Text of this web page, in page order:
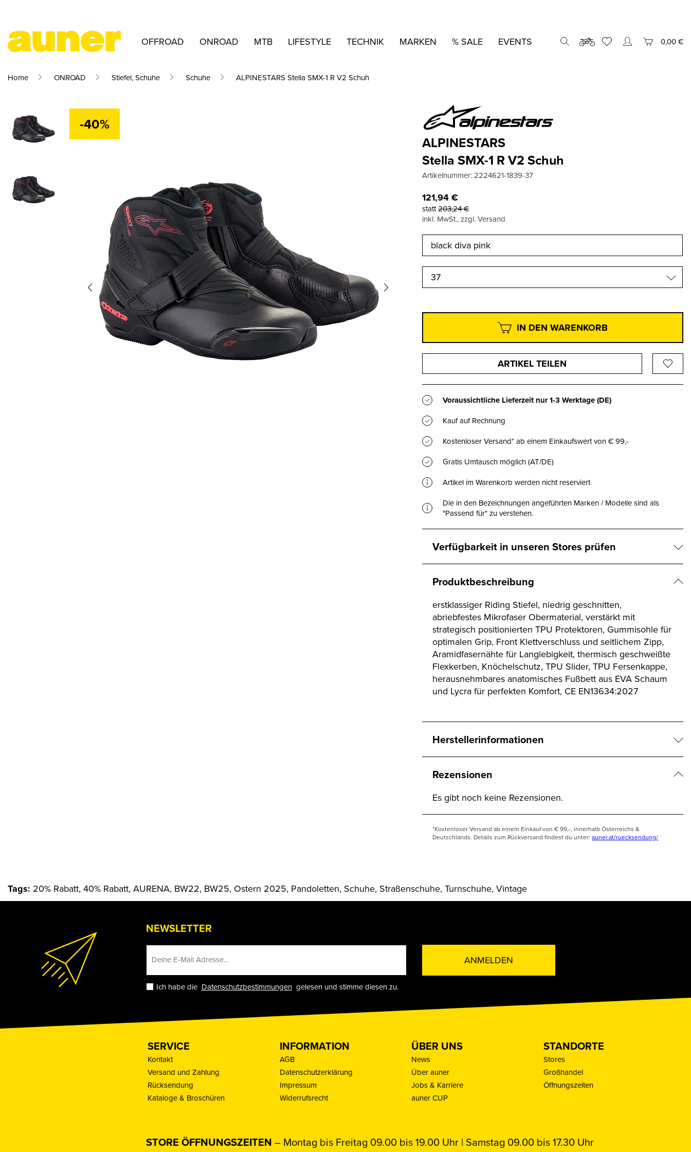
OFFROAD ONROAD MTB LIFESTYLE TECHNIK MARKEN % SALE EVENTS 0,00 €
Home ONROAD Stiefel, Schuhe Schuhe ALPINESTARS Stella SMX-1 R V2 Schuh
-40%
ALPINESTARS
Stella SMX-1 R V2 Schuh
Artikelnummer:2224621-1839-37
121,94€
statt203,24€
inkl. MwSt., zzgl. Versand
37
IN DEN WARENKORB
ARTIKEL TEILEN
Voraussichtliche Lieferzeit nur1-3 Werktage(DE)
Kauf auf Rechnung
Kostenloser Versand* ab einem Einkaufswert von € 99,-
Gratis Umtausch möglich (AT/DE)
Artikel im Warenkorb werden nicht reserviert
Die in den Bezeichnungen angeführten Marken / Modelle sind als
"Passend für" zu verstehen.
Verfügbarkeit in unseren Stores prüfen
Produktbeschreibung
erstklassiger Riding Stiefel, niedrig geschnitten,
abriebfestes Mikrofaser Obermaterial, verstärkt mit
strategisch positionierten TPU Protektoren, Gummisohle für
optimalen Grip, Front Klettverschluss und seitlichem Zipp,
Aramidfasernähte für Langlebigkeit, thermisch geschweißte
Flexkerben, Knöchelschutz, TPU Slider, TPU Fersenkappe,
herausnehmbares anatomisches Fußbett aus EVA Schaum
und Lycra für perfekten Komfort, CE EN13634:2027
Herstellerinformationen
Rezensionen
Es gibt noch keine Rezensionen.
*Kostenloser Versand ab einem Einkauf von € 99,-, innerhalb Österreichs &
Deutschlands. Details zum Rückversand findest du unter:auner.at/ruecksendung/
Tags: 20% Rabatt, 40% Rabatt, AURENA, BW22, BW25, Ostern 2025, Pandoletten, Schuhe, Straßenschuhe, Turnschuhe, Vintage
NEWSLETTER
Ich habe die Datenschutzbestimmungengelesen und stimme diesen zu.
ANMELDEN
SERVICE
Kontakt
Versand und Zahlung
Rücksendung
Kataloge & Broschüren
INFORMATION
AGB
Datenschutzerklärung
Impressum
Widerrufsrecht
ÜBER UNS
News
Über auner
Jobs & Karriere
auner CUP
STANDORTE
Stores
Großhandel
Öffnungszeiten
STORE ÖFFNUNGSZEITEN – Montag bis Freitag 09.00 bis 19.00 Uhr | Samstag 09.00 bis 17.30 Uhr